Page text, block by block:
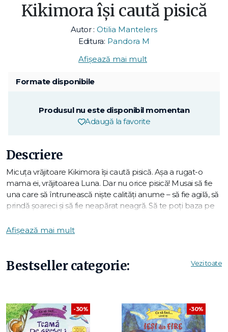
Kikimora își caută pisică
Autor : Otilia Mantelers
Editura: Pandora M
Afișează mai mult
Formate disponibile
Produsul nu este disponibil momentan
Adaugă la favorite
Descriere
Micuța vrăjitoare Kikimora își caută pisică. Așa a rugat-o
mama ei, vrăjitoarea Luna. Dar nu orice pisică! Musai să fie
una care să întrunească niște calități anume – să fie agilă, să
prindă șoareci și să fie neapărat neagră. Să te poți baza pe
Ce se întâmplă oare când Kikimora ajunge la adăpostul de
multe trăsnăi și nu ajuta în casă?
Haideți să o cunoaștem pe Niji, pisica grăsuță, care se uita
minunata Kikimora reușește să-și convingă mama să
păstreze fix pisica asta zăpăcită!
Afișează mai mult
Bestseller categorie: Vezi toate
-30% -30%